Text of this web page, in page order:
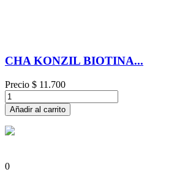
CHA KONZIL BIOTINA...
Precio $ 11.700
Añadir al carrito
0